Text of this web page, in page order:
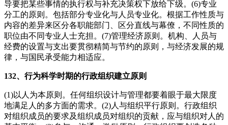
导要把某些事情的执行权与补充决策权下放给下级。(6)专业
分工的原则。包括部分专业化与人员专业化。根据工作性质与
内容的差异来区分各职能部门、区分直线与幕僚，不同性质的
职位由不同专业人士充担。(7)管理经济原则。机构、人员与
经费的设置与支出要贯彻精简与节约的原则，与经济发展的规
律，与国民承受能力相适应。
132、行为科学时期的行政组织建立原则
(1)以人为本原则。任何组织设计与管理都要着眼于最大限度
地满足人的多方面的需求。(2)人与组织平行原则。行政组织
对组织成员的要求及组织成员对组织的贡献，应与组织对人的